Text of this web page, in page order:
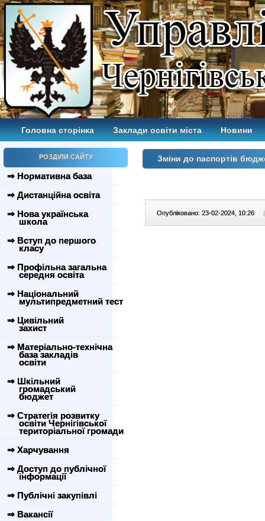
Головна сторінка Заклади освіти міста Новини
РОЗДІЛИ САЙТУ
⇒ Нормативна база
⇒ Дистанційна освіта
⇒ Нова українська
школа
⇒ Вступ до першого
класу
⇒ Профільна загальна
середня освіта
⇒ Національний
мультипредметний тест
⇒ Цивільний
захист
⇒ Матеріально-технічна
база закладів
освіти
⇒ Шкільний
громадський
бюджет
⇒ Стратегія розвитку
освіти Чернігівської
територіальної громади
⇒ Харчування
⇒ Доступ до публічної
інформації
⇒ Публічні закупівлі
⇒ Вакансії
Зміни до паспортів
Опубліковано: 23-02-2024, 10:26 |